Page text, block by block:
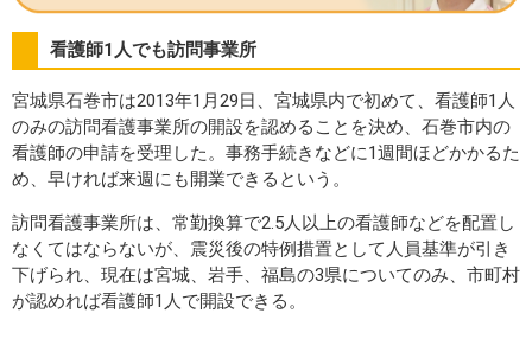
看護師1人でも訪問事業所
宮城県石巻市は2013年1月29日、宮城県内で初めて、看護師1人
のみの訪問看護事業所の開設を認めることを決め、石巻市内の
看護師の申請を受理した。事務手続きなどに1週間ほどかかるた
め、早ければ来週にも開業できるという。
訪問看護事業所は、常勤換算で2.5人以上の看護師などを配置し
なくてはならないが、震災後の特例措置として人員基準が引き
下げられ、現在は宮城、岩手、福島の3県についてのみ、市町村
が認めれば看護師1人で開設できる。